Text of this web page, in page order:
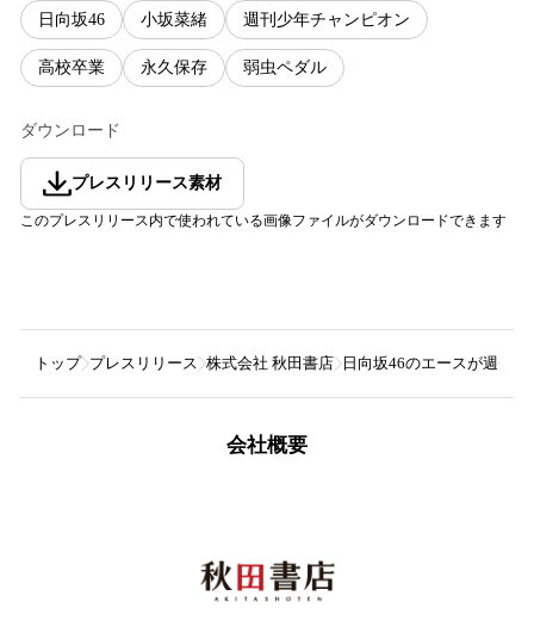
日向坂46 小坂菜緒 週刊少年チャンピオン
高校卒業 永久保存 弱虫ペダル
ダウンロード
プレスリリース素材
このプレスリリース内で使われている画像ファイルがダウンロードできます
トップ プレスリリース 株式会社 秋田書店 日向坂46のエースが週チ
会社概要